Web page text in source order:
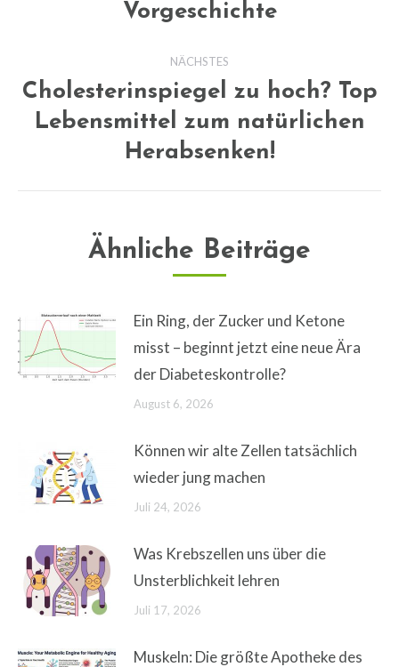
Vorheriger
Vorgeschichte
NÄCHSTES
Nächster
Beitrag:
Cholesterinspiegel zu hoch? Top
Lebensmittel zum natürlichen
Herabsenken!
Ähnliche Beiträge
Ein Ring, der Zucker und Ketone
misst – beginnt jetzt eine neue Ära
der Diabeteskontrolle?
August 6, 2026
Können wir alte Zellen tatsächlich
wieder jung machen
Juli 24, 2026
Was Krebszellen uns über die
Unsterblichkeit lehren
Juli 17, 2026
Muskeln: Die größte Apotheke des